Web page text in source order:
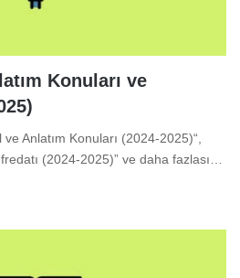
Konuları ve
ve Anlatım Konuları (2024-2025)“,
(2024-2025)” ve daha fazlası…